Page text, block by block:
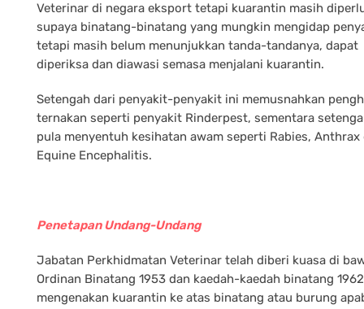
Veterinar di negara eksport tetapi kuarantin masih
supaya binatang-binatang yang mungkin mengidap
tetapi masih belum menunjukkan tanda-tandanya, dapat
diperiksa dan diawasi semasa menjalani kuarantin.
Setengah dari penyakit-penyakit ini memusnahkan
ternakan seperti penyakit Rinderpest, sementara
pula menyentuh kesihatan awam seperti Rabies, Anthrax
Equine Encephalitis.
Penetapan Undang-Undang
Jabatan Perkhidmatan Veterinar telah diberi kuasa di
Ordinan Binatang 1953 dan kaedah-kaedah binatang
mengenakan kuarantin ke atas binatang atau burung